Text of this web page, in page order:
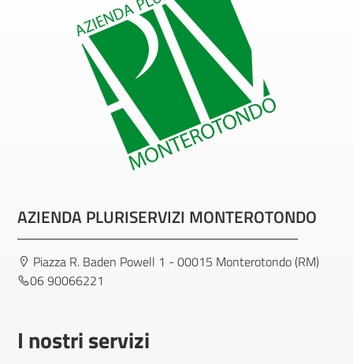
AZIENDA PLURISERVIZI MONTEROTONDO
Piazza R. Baden Powell 1 - 00015 Monterotondo (RM)
06 90066221
I nostri servizi